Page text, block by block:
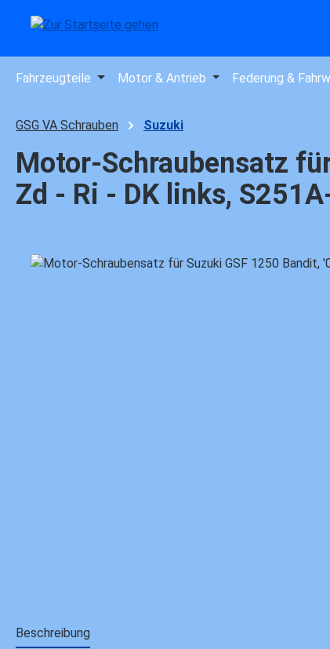
Hauptinhalt springen
Zur Suche springen
Zur Hauptnavigation springen
Fahrzeugteile Motor & Antrieb Federung &
GSG VA Schrauben Suzuki
Motor-Schraubensatz
Zd - Ri - DK links,
Bildergalerie überspringen
Beschreibung